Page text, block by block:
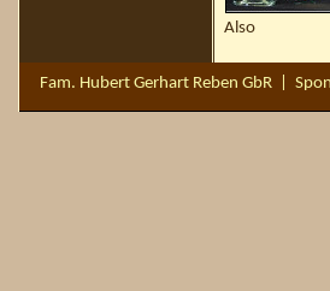
Also
Fam. Hubert Gerhart Reben GbR |